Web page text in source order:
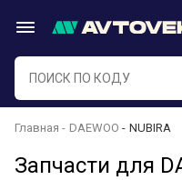
Главная DAEWOO NUBIRA
Запчасти для